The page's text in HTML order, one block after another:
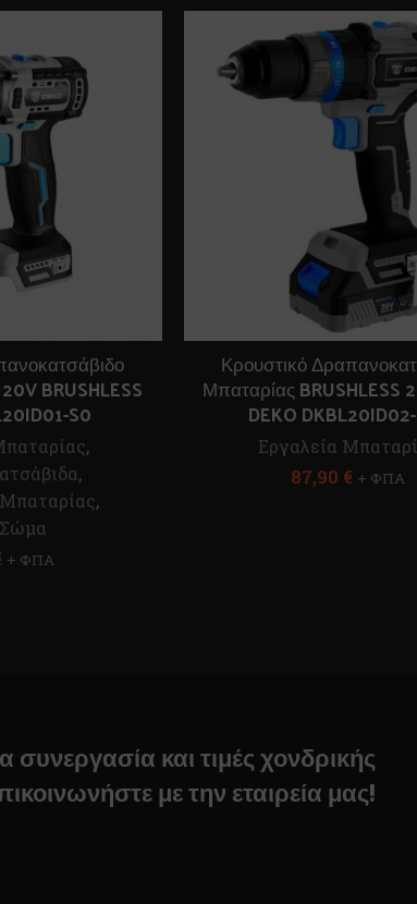
BRUSHLESS
S0
,
,
,
+ ΦΠΑ
Κρουστικό
Μπαταρίας BRUSHLESS
DEKO
Εργαλεία
87,90 € + ΦΠΑ
συνεργασία και τιμές χονδρικής
με την εταιρεία μας!